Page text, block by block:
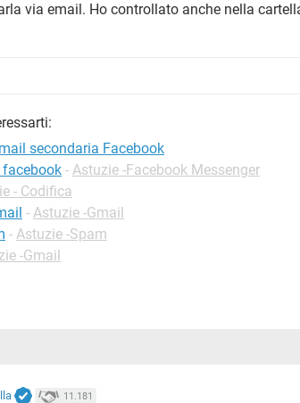
via email. Ho controllato anche nella
secondaria Facebook
facebook - Astuzie -Facebook Messenger
- Codifica
- Astuzie -Gmail
- Astuzie -Spam
-Gmail
11.181